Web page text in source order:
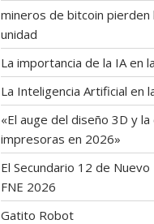
mineros de bitcoin
unidad
La importancia de la IA en
La Inteligencia Artificial en
«El auge del diseño 3D y
impresoras en 2026»
El Secundario 12 de
FNE 2026
Gatito Robot